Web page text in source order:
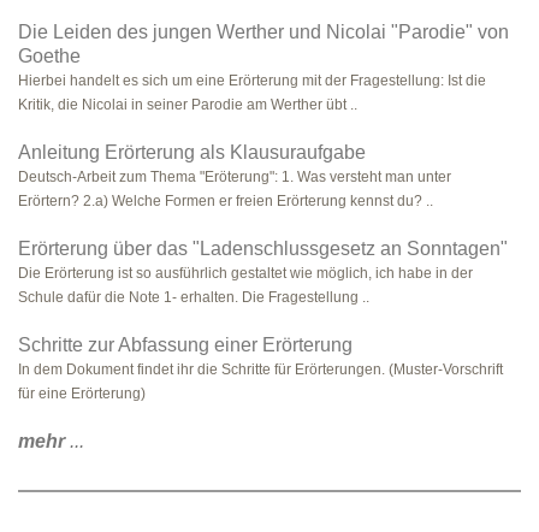
Die Leiden des jungen Werther und Nicolai "Parodie" von
Goethe
Hierbei handelt es sich um eine Erörterung mit der Fragestellung: Ist die
Kritik, die Nicolai in seiner Parodie am Werther übt ..
Anleitung Erörterung als Klausuraufgabe
Deutsch-Arbeit zum Thema "Eröterung": 1. Was versteht man unter
Erörtern? 2.a) Welche Formen er freien Erörterung kennst du? ..
Erörterung über das "Ladenschlussgesetz an Sonntagen"
Die Erörterung ist so ausführlich gestaltet wie möglich, ich habe in der
Schule dafür die Note 1- erhalten. Die Fragestellung ..
Schritte zur Abfassung einer Erörterung
In dem Dokument findet ihr die Schritte für Erörterungen. (Muster-Vorschrift
für eine Erörterung)
mehr...